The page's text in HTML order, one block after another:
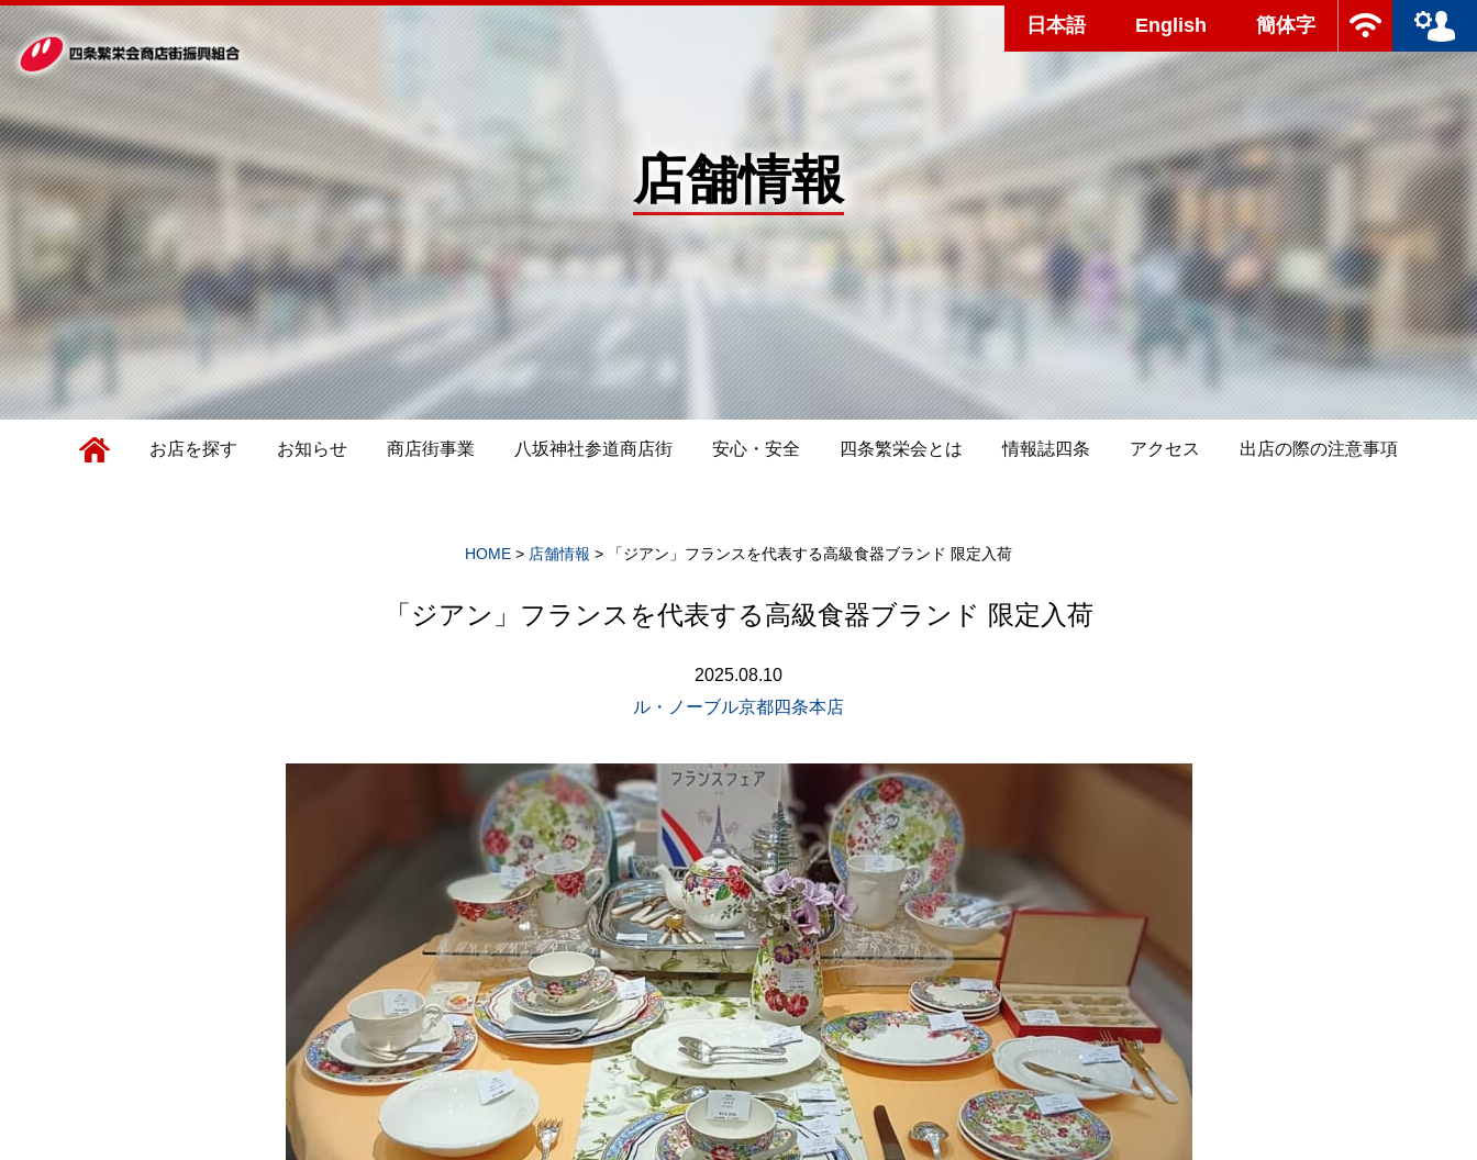
日本語 English 簡体字
店舗情報
お店を探す お知らせ 商店街事業 八坂神社参道商店街 安心・安全 四条繁栄会とは 情報誌四条 アクセス 出店の際の注意事項
HOME > 店舗情報 > 「ジアン」フランスを代表する高級食器ブランド 限定入荷
「ジアン」フランスを代表する高級食器ブランド 限定入荷
2025.08.10
ル・ノーブル京都四条本店